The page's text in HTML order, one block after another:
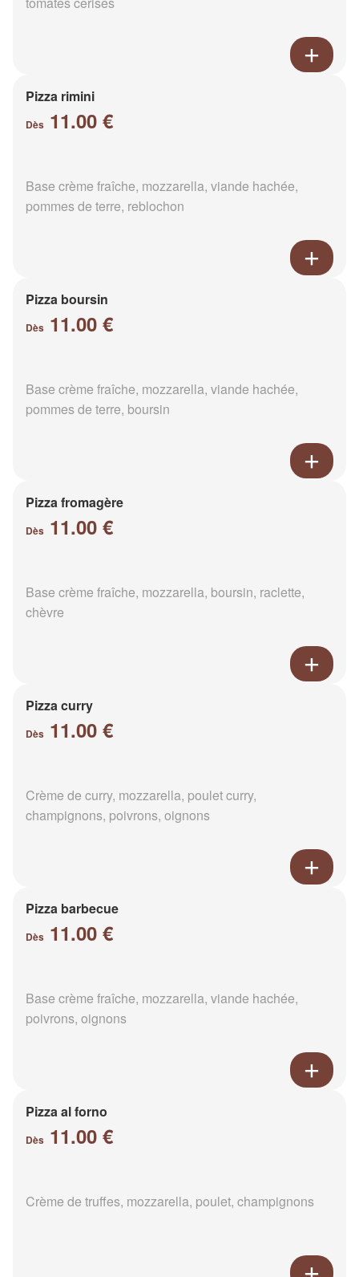
Pizza rimini
Dès 11.00 €
Base crème fraîche, mozzarella, viande hachée,
pommes de terre, reblochon
Pizza boursin
Dès 11.00 €
Base crème fraîche, mozzarella, viande hachée,
pommes de terre, boursin
Pizza fromagère
Dès 11.00 €
Base crème fraîche, mozzarella, boursin, raclette,
chèvre
Pizza curry
Dès 11.00 €
Crème de curry, mozzarella, poulet curry,
champignons, poivrons, oignons
Pizza barbecue
Dès 11.00 €
Base crème fraîche, mozzarella, viande hachée,
poivrons, oignons
Pizza al forno
Dès 11.00 €
Crème de truffes, mozzarella, poulet, champignons